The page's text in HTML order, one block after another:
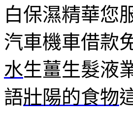
白保濕精華您
汽車機車借款
水生薑生髮液
語壯陽的食物